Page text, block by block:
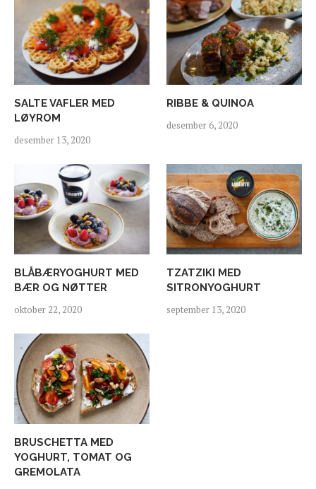
SALTE VAFLER MED
LØYROM
desember 13, 2020
RIBBE & QUINOA
desember 6, 2020
BLÅBÆRYOGHURT MED
BÆR OG NØTTER
oktober 22, 2020
TZATZIKI MED
SITRONYOGHURT
september 13, 2020
BRUSCHETTA MED
YOGHURT, TOMAT OG
GREMOLATA